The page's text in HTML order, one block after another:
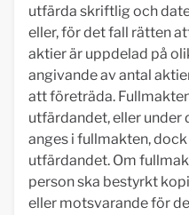
utfärda skriftlig och
eller, för det fall rätten
aktier är uppdelad på
angivande av antal
att företräda.
utfärdandet, eller under
anges i fullmakten,
utfärdandet. Om
person ska bestyrkt
eller motsvarande för